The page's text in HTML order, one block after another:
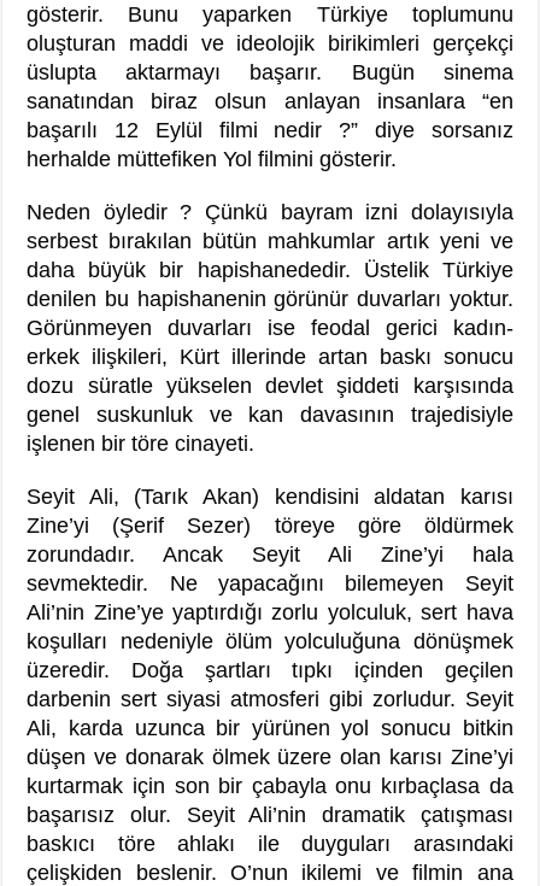
gösterir. Bunu yaparken Türkiye toplumunu
oluşturan maddi ve ideolojik birikimleri gerçekçi
üslupta aktarmayı başarır. Bugün sinema
sanatından biraz olsun anlayan insanlara “en
başarılı 12 Eylül filmi nedir ?” diye sorsanız
herhalde müttefiken Yol filmini gösterir.
Neden öyledir ? Çünkü bayram izni dolayısıyla
serbest bırakılan bütün mahkumlar artık yeni ve
daha büyük bir hapishanededir. Üstelik Türkiye
denilen bu hapishanenin görünür duvarları yoktur.
Görünmeyen duvarları ise feodal gerici kadın-
erkek ilişkileri, Kürt illerinde artan baskı sonucu
dozu süratle yükselen devlet şiddeti karşısında
genel suskunluk ve kan davasının trajedisiyle
işlenen bir töre cinayeti.
Seyit Ali, (Tarık Akan) kendisini aldatan karısı
Zine’yi (Şerif Sezer) töreye göre öldürmek
zorundadır. Ancak Seyit Ali Zine’yi hala
sevmektedir. Ne yapacağını bilemeyen Seyit
Ali’nin Zine’ye yaptırdığı zorlu yolculuk, sert hava
koşulları nedeniyle ölüm yolculuğuna dönüşmek
üzeredir. Doğa şartları tıpkı içinden geçilen
darbenin sert siyasi atmosferi gibi zorludur. Seyit
Ali, karda uzunca bir yürünen yol sonucu bitkin
düşen ve donarak ölmek üzere olan karısı Zine’yi
kurtarmak için son bir çabayla onu kırbaçlasa da
başarısız olur. Seyit Ali’nin dramatik çatışması
baskıcı töre ahlakı ile duyguları arasındaki
çelişkiden beslenir. O’nun ikilemi ve filmin ana